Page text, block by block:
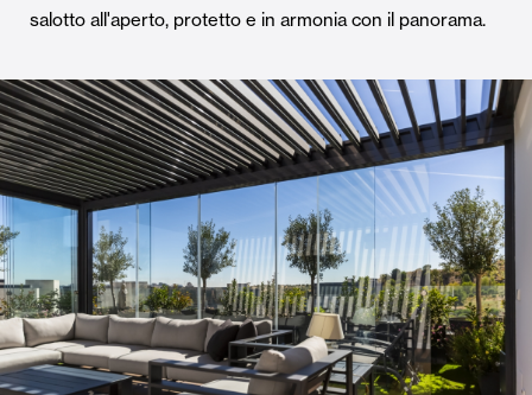
salotto all'aperto, protetto e in armonia con il panorama.